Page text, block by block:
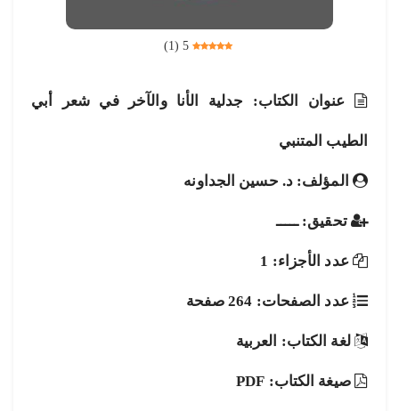
5
(
1
)
عنوان الكتاب: جدلية الأنا والآخر في شعر أبي
الطيب المتنبي
المؤلف: د. حسين الجداونه
تحقيق: ـــــ
عدد الأجزاء: 1
عدد الصفحات: 264 صفحة
لغة الكتاب: العربية
صيغة الكتاب: PDF